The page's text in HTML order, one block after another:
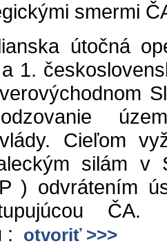
smermi
útočná
1.
Cieľom
silám v
) odvrátením
ČA.
:
otvoriť >>>